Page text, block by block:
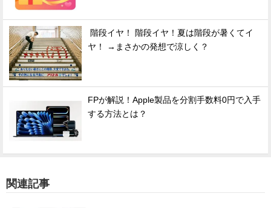
階段イヤ！ 階段イヤ！夏は階段が暑くてイ
ヤ！ →まさかの発想で涼しく？
FPが解説！Apple製品を分割手数料0円で入手
する方法とは？
関連記事